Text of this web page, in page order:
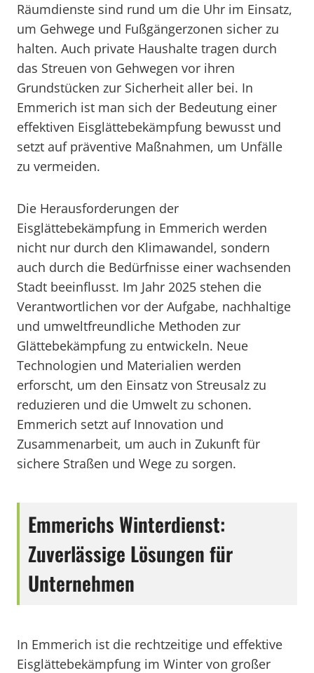
Räumdienste sind rund um die Uhr im Einsatz,
um Gehwege und Fußgängerzonen sicher zu
halten. Auch private Haushalte tragen durch
das Streuen von Gehwegen vor ihren
Grundstücken zur Sicherheit aller bei. In
Emmerich ist man sich der Bedeutung einer
effektiven Eisglättebekämpfung bewusst und
setzt auf präventive Maßnahmen, um Unfälle
zu vermeiden.
Die Herausforderungen der
Eisglättebekämpfung in Emmerich werden
nicht nur durch den Klimawandel, sondern
auch durch die Bedürfnisse einer wachsenden
Stadt beeinflusst. Im Jahr 2025 stehen die
Verantwortlichen vor der Aufgabe, nachhaltige
und umweltfreundliche Methoden zur
Glättebekämpfung zu entwickeln. Neue
Technologien und Materialien werden
erforscht, um den Einsatz von Streusalz zu
reduzieren und die Umwelt zu schonen.
Emmerich setzt auf Innovation und
Zusammenarbeit, um auch in Zukunft für
sichere Straßen und Wege zu sorgen.
Emmerichs Winterdienst:
Zuverlässige Lösungen für
Unternehmen
In Emmerich ist die rechtzeitige und effektive
Eisglättebekämpfung im Winter von großer